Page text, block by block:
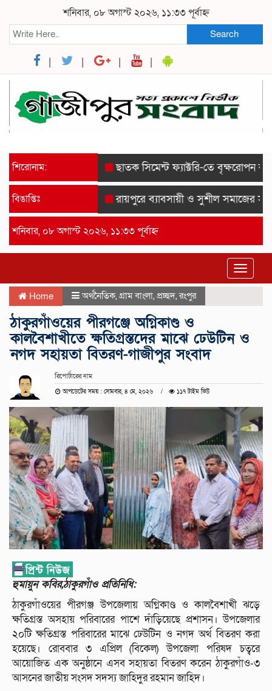
শনিবার, ০৮ অগাস্ট ২০২৬, ১১:৩৩ পূর্বাহ্ন
Search
শিরোনাম: ছাতক সিমেন্ট ফ্যাক্টরি-তে বৃক্ষরোপন
বিঙাপ্তিঃ রায়পুরে ব্যাবসায়ী ও সুশীল সমাজের
শনিবার, ০৮ অগাস্ট ২০২৬, ১১:৩৩ পূর্বাহ্ন
Toggle
Home অর্থনৈতিক, গ্রাম বাংলা, প্রচ্ছদ,রংপুর
ঠাকুরগাঁওয়ের পীরগঞ্জে অগ্নিকাণ্ড ও
কালবৈশাখীতে ক্ষতিগ্রস্তদের মাঝে ঢেউটিন ও
নগদ সহায়তা বিতরণ-গাজীপুর সংবাদ
রিপোর্টারের নাম
আপডেটের সময় : সোমবার, ৪ মে, ২০২৬ ১১৭ টাইম ভিউ
হুমায়ুন কবির,ঠাকুরগাঁও প্রতিনিধি:
ঠাকুরগাঁওয়ের পীরগঞ্জ উপজেলায় অগ্নিকাণ্ড ও কালবৈশাখী ঝড়ে
ক্ষতিগ্রস্ত অসহায় পরিবারের পাশে দাঁড়িয়েছে প্রশাসন। উপজেলার
২০টি ক্ষতিগ্রস্ত পরিবারের মাঝে ঢেউটিন ও নগদ অর্থ বিতরণ করা
হয়েছে। রোববার ৩ এপ্রিল (বিকেল) উপজেলা পরিষদ চত্বরে
আয়োজিত এক অনুষ্ঠানে এসব সহায়তা বিতরণ করেন ঠাকুরগাঁও-৩
আসনের জাতীয় সংসদ সদস্য জাহিদুর রহমান জাহিদ।